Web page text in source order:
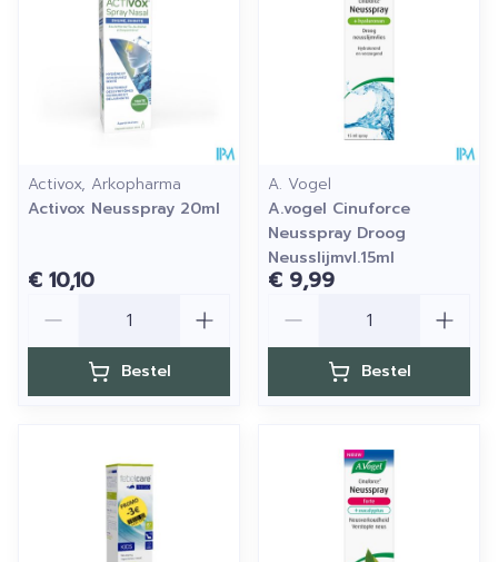
Activox, Arkopharma
Activox Neusspray 20ml
€ 10,10
Bestel
A. Vogel
A.vogel Cinuforce
Neusspray Droog
Neusslijmvl.15ml
€ 9,99
Bestel